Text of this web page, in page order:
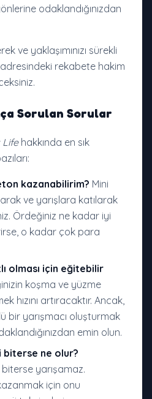
odaklandığınızdan
ve yaklaşımınızı sürekli
rekabete hakim
Sorulan Sorular
Lifehakkında en sık
kazanabilirim? Mini
ve yarışlara katılarak
Ördeğiniz ne kadar iyi
o kadar çok para
olması için eğitebilir
koşma ve yüzme
hızını artıracaktır. Ancak,
bir yarışmacı oluşturmak
emin olun.
biterse ne olur?
yarışamaz.
kazanmak için onu